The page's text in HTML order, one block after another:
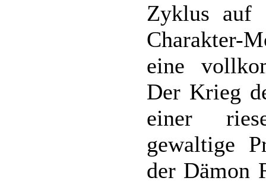
Zyklus auf
Charakter-
eine
Der Krieg
einer
gewaltige
der Dämon